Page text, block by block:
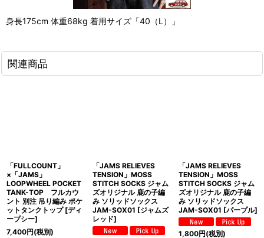
身長175cm 体重68kg 着用サイズ「40（L）」
関連商品
「FULLCOUNT」
×「JAMS」
LOOPWHEEL POCKET
TANK-TOP フルカウ
ント 別注 吊り編み ポケ
ットタンクトップ [ディ
ープシー]
7,400円(税別)
「JAMS RELIEVES
TENSION」MOSS
STITCH SOCKS ジャム
ズオリジナル 鹿の子編
み ソリッドソックス
JAM-SOX01 [ジャムズ
レッド]
「JAMS RELIEVES
TENSION」MOSS
STITCH SOCKS ジャム
ズオリジナル 鹿の子編
み ソリッドソックス
JAM-SOX01 [パープル]
1,800円(税別)